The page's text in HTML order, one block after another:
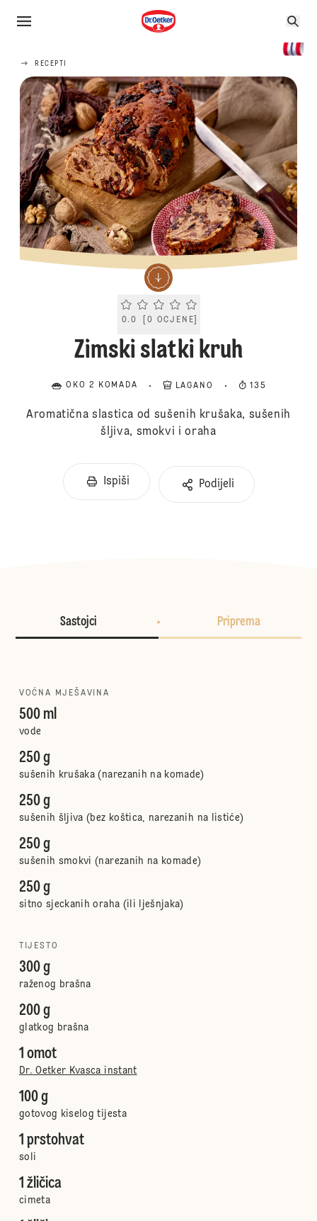
RECEPTI
Current rating 0.0. Click to rate.
0.0 0 OCJENE
Zimski slatki kruh
OKO 2 KOMADA LAGANO 135
Aromatična slastica od sušenih krušaka, sušenih
šljiva, smokvi i oraha
Ispiši Podijeli
Sastojci Priprema
VOĆNA MJEŠAVINA
500 ml
vode
250 g
sušenih krušaka (narezanih na komade)
250 g
sušenih šljiva (bez koštica, narezanih na listiće)
250 g
sušenih smokvi (narezanih na komade)
250 g
sitno sjeckanih oraha (ili lješnjaka)
TIJESTO
300 g
raženog brašna
200 g
glatkog brašna
1 omot
Dr. Oetker Kvasca instant
100 g
gotovog kiselog tijesta
1 prstohvat
soli
1 žličica
cimeta